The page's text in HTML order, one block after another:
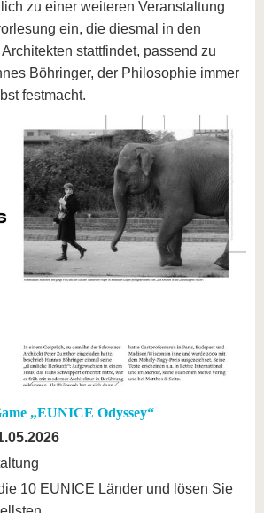
zu einer weiteren Veranstaltung
ein, die diesmal in den
stattfindet, passend zu
Böhringer, der Philosophie immer
festmacht.
„EUNICE Odyssey“
10 EUNICE Länder und lösen Sie